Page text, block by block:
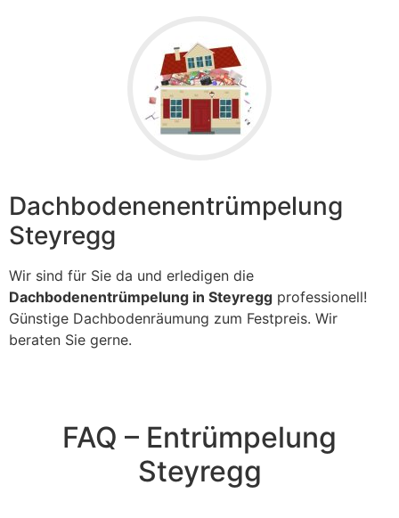
Dachbodenenentrümpelung
Steyregg
Wir sind für Sie da und erledigen die
Dachbodenentrümpelung in Steyregg professionell!
Günstige Dachbodenräumung zum Festpreis. Wir
beraten Sie gerne.
FAQ – Entrümpelung
Steyregg